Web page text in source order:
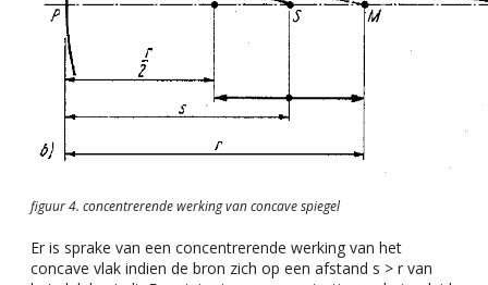
figuur 4. concentrerende werking van concave spiegel
Er is sprake van een concentrerende werking van het
concave vlak indien de bron zich op een afstand s > r van